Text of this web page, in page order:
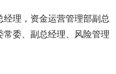
理，资金运营管理部副总
委、副总经理、风险管理